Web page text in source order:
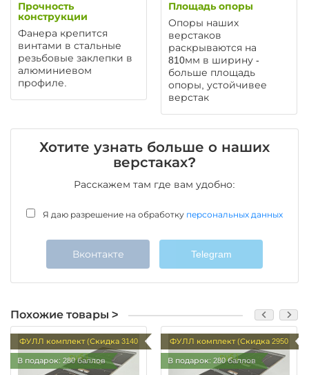
Прочность
конструкции
Фанера крепится
винтами в стальные
резьбовые заклепки в
алюминиевом
профиле.
Площадь опоры
Опоры наших
верстаков
раскрываются на
810мм в ширину -
больше площадь
опоры, устойчивее
верстак
Хотите узнать больше о наших
верстаках?
Расскажем там где вам удобно:
Я даю разрешение на обработку персональных данных
Вконтакте Telegram
Похожие товары >
ФУЛЛ комплект (Скидка 3140
руб.)
В подарок: 280 баллов
ФУЛЛ комплект (Скидка 2950
руб.)
В подарок: 280 баллов